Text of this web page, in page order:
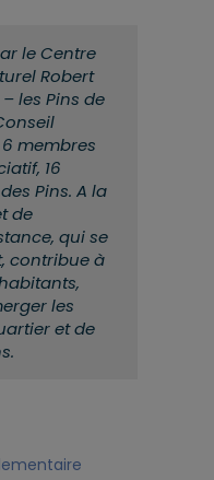
le Centre
Robert
les Pins de
membres
16
Pins. A la
de
qui se
contribue à
les
et de